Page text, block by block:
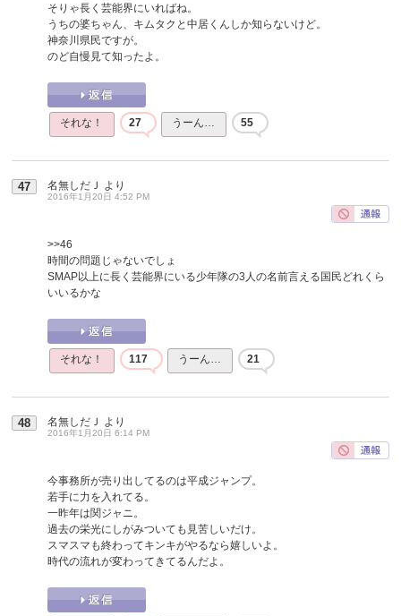
そりゃ長く芸能界にいればね。
うちの婆ちゃん、キムタクと中居くんしか知らないけど。
神奈川県民ですが。
のど自慢見て知ったよ。
それな！ 27 うーん… 55
47 名無しだＪ より
2016年1月20日 4:52 PM
>>46
時間の問題じゃないでしょ
SMAP以上に長く芸能界にいる少年隊の3人の名前言える国民どれくら
いいるかな
それな！ 117 うーん… 21
48 名無しだＪ より
2016年1月20日 6:14 PM
今事務所が売り出してるのは平成ジャンプ。
若手に力を入れてる。
一昨年は関ジャニ。
過去の栄光にしがみついても見苦しいだけ。
スマスマも終わってキンキがやるなら嬉しいよ。
時代の流れが変わってきてるんだよ。